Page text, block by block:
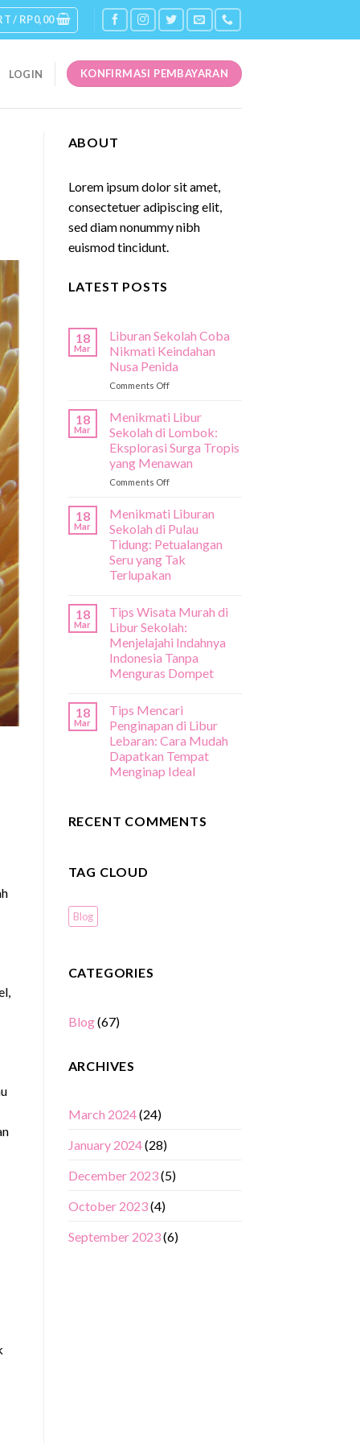
/ RP0,00
LOGIN KONFIRMASI PEMBAYARAN
ABOUT
Lorem ipsum dolor sit amet,
consectetuer adipiscing elit,
sed diam nonummy nibh
euismod tincidunt.
LATEST POSTS
18
Mar
Liburan Sekolah Coba
Nikmati Keindahan
Nusa Penida
Comments Offon
Sekolah
Nikmati
Keindahan
Nusa
Penida
18
Mar
Menikmati Libur
Sekolah di Lombok:
Eksplorasi Surga Tropis
yang Menawan
Comments Offon
Libur
di
Lombok:
Eksplorasi
Surga
Menawan
18
Mar
Menikmati Liburan
Sekolah di Pulau
Tidung: Petualangan
Seru yang Tak
Terlupakan
18
Mar
Tips Wisata Murah di
Libur Sekolah:
Menjelajahi Indahnya
Indonesia Tanpa
Menguras Dompet
18
Mar
Tips Mencari
Penginapan di Libur
Lebaran: Cara Mudah
Dapatkan Tempat
Menginap Ideal
RECENT COMMENTS
TAG CLOUD
Blog
CATEGORIES
Blog(67)
ARCHIVES
March 2024(24)
January 2024(28)
December 2023(5)
October 2023(4)
September 2023(6)